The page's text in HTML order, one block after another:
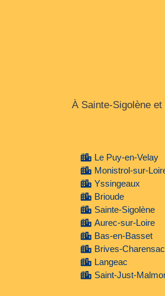
À Sainte-Sigolène
Le Puy-en-Velay
Monistrol-sur-
Yssingeaux
Brioude
Sainte-Sigolène
Aurec-sur-Loire
Bas-en-Basset
Brives-Charensac
Langeac
Saint-Just-